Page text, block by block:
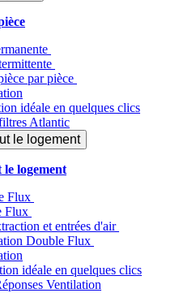
par pièce
idéale en quelques clics
Atlantic
le logement
logement
Flux
Flux
et entrées d'air
Double Flux
idéale en quelques clics
Ventilation